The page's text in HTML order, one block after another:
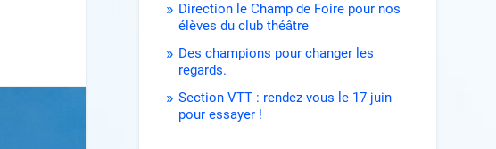
Direction le Champ de Foire pour nos
élèves du club théâtre
Des champions pour changer les
regards.
Section VTT : rendez-vous le 17 juin
pour essayer !